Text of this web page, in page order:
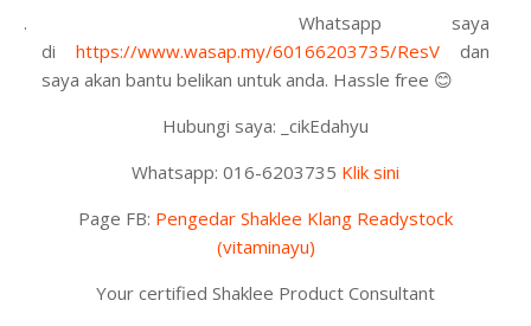
2.
Whatsapp saya
di https://www.wasap.my/60166203735/ResV dan
saya akan bantu belikan untuk anda. Hassle free 😊
Hubungi saya: _cikEdahyu
Whatsapp: 016-6203735 Klik sini
Page FB: Pengedar Shaklee Klang Readystock
(vitaminayu)
Your certified Shaklee Product Consultant